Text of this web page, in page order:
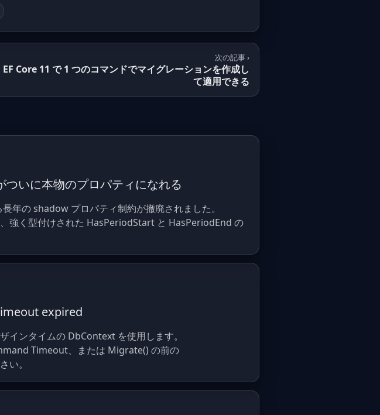
次の記事 ›
EF Core 11 で 1 つのコマンドでマイグレーションを作成し
て適用できる
ついに本物のプロパティになれる
年の shadow プロパティ制約が撤廃されました。
強く型付けされた HasPeriodStart と HasPeriodEnd の
expired
ンタイムの DbContext を使用します。
Timeout、または Migrate() の前の
い。